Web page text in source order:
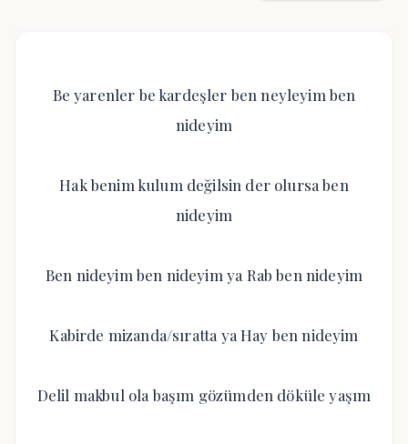
Be yarenler be kardeşler ben neyleyim ben
nideyim
Hak benim kulum değilsin der olursa ben
nideyim
Ben nideyim ben nideyim ya Rab ben nideyim
Kabirde mizanda/sıratta ya Hay ben nideyim
Delil makbul ola başım gözümden döküle yaşım